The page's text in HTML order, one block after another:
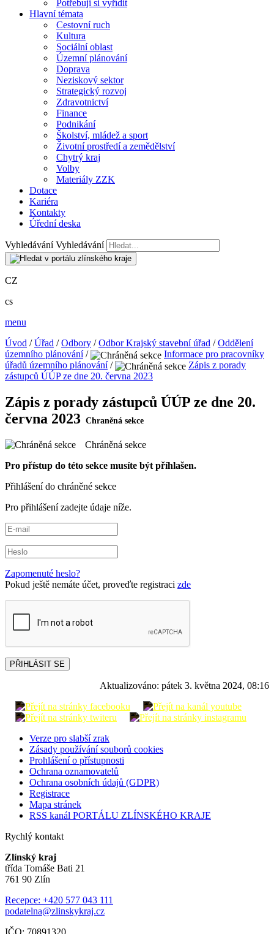
Potřebuji si vyřídit
Hlavní témata
Cestovní ruch
Kultura
Sociální oblast
Územní plánování
Doprava
Neziskový sektor
Strategický rozvoj
Zdravotnictví
Finance
Podnikání
Školství, mládež a sport
Životní prostředí a zemědělství
Chytrý kraj
Volby
Materiály ZZK
Dotace
Kariéra
Kontakty
Úřední deska
Vyhledávání Vyhledávání
CZ
cs
menu
Úvod /Úřad /Odbory /Odbor Krajský stavební úřad /Oddělení
územního plánování/
Informace pro pracovníky
úřadů územního plánování/
Zápis z porady
zástupců ÚÚP ze dne 20. června 2023
Zápis z porady zástupců ÚÚP ze dne 20.
června 2023
Chráněná sekce
Pro přístup do této sekce musíte být příhlašen.
Přihlášení do chráněné sekce
Pro přihlášení zadejte údaje níže.
Zapomenuté heslo?
Pokud ještě nemáte účet, proveďte registraci zde
PŘIHLÁSIT SE
Aktualizováno: pátek 3. května 2024, 08:16
Verze pro slabší zrak
Zásady používání souborů cookies
Prohlášení o přístupnosti
Ochrana oznamovatelů
Ochrana osobních údajů (GDPR)
Registrace
Mapa stránek
RSS kanál PORTÁLU ZLÍNSKÉHO KRAJE
Rychlý kontakt
Zlínský kraj
třída Tomáše Bati 21
761 90 Zlín
Recepce: +420 577 043 111
podatelna@zlinskykraj.cz
IČO: 70891320